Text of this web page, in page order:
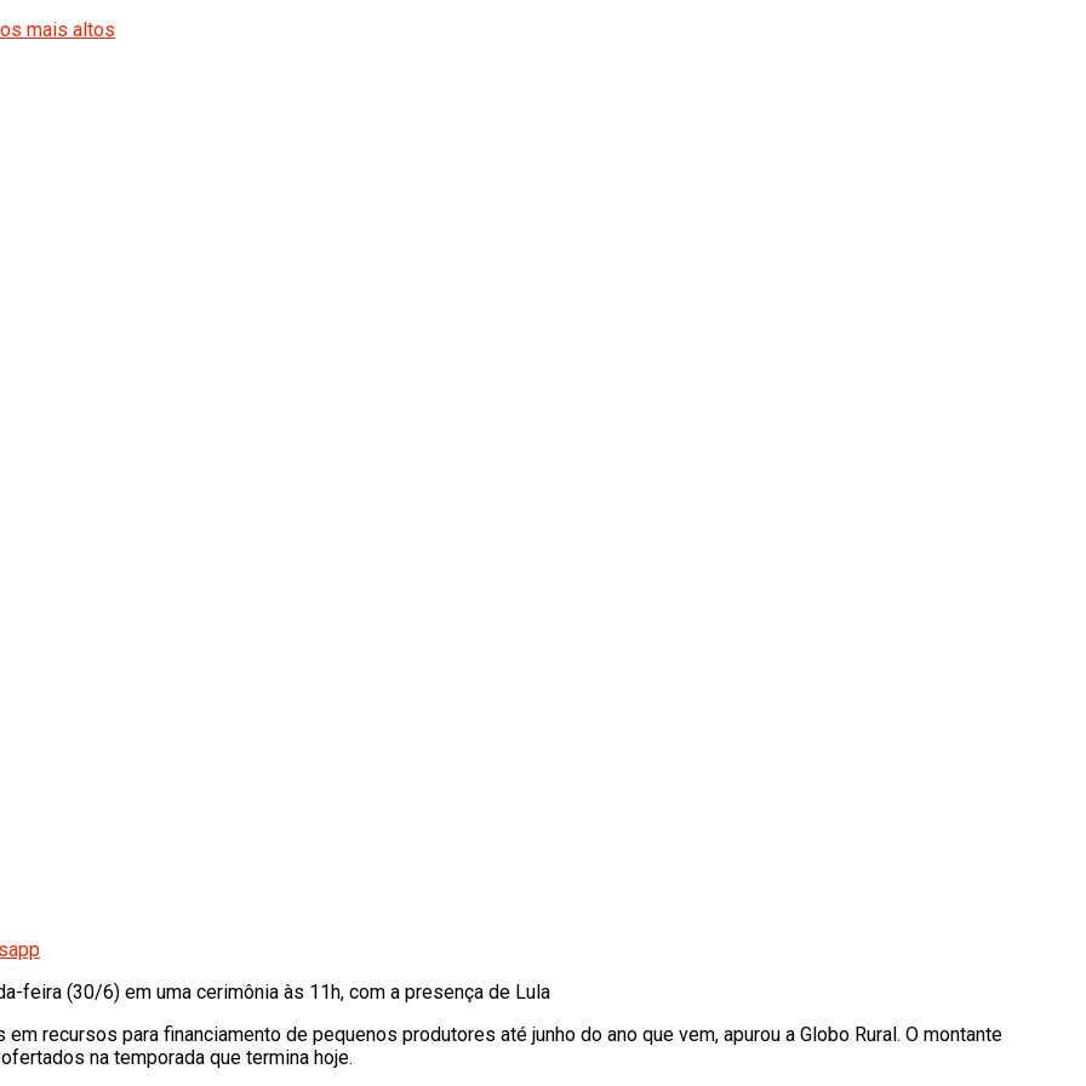
feira (30/6) em uma cerimônia às 11h, com a presença de Lula
recursos para financiamento de pequenos produtores até junho do ano que vem, apurou a Globo Rural. O montante
na temporada que termina hoje.